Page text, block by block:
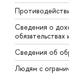
Сведения о
Сведения об
Людям с